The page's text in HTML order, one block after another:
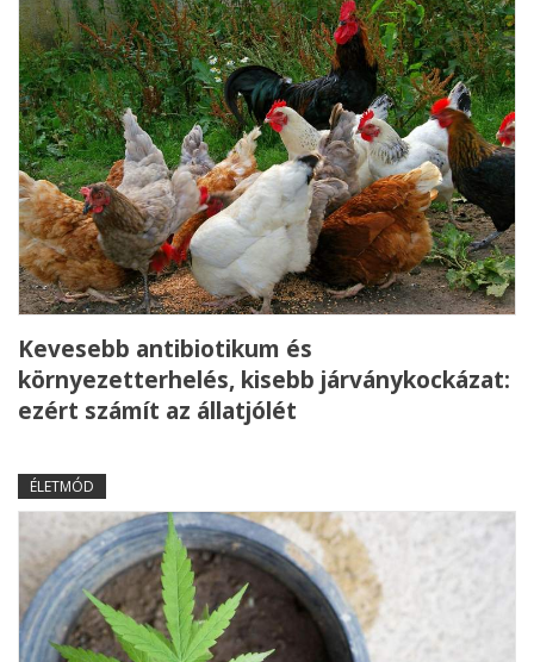
Kevesebb antibiotikum és
környezetterhelés, kisebb járványkockázat:
ezért számít az állatjólét
ÉLETMÓD